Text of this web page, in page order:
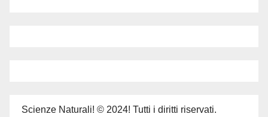
Scienze Naturali! © 2024! Tutti i diritti riservati.